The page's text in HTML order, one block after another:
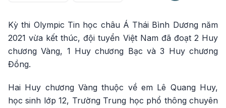
Kỳ thi Olympic Tin học châu Á Thái Bình Dương năm
2021 vừa kết thúc, đội tuyển Việt Nam đã đoạt 2 Huy
chương Vàng, 1 Huy chương Bạc và 3 Huy chương
Đồng.
Hai Huy chương Vàng thuộc về em Lê Quang Huy,
học sinh lớp 12, Trường Trung học phổ thông chuyên